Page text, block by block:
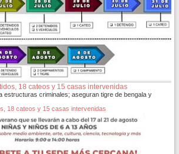
18 cateos y 15 casas intervenidas
estructuras criminales; aseguran tigre de bengala y
18 cateos y 15 casas intervenidas